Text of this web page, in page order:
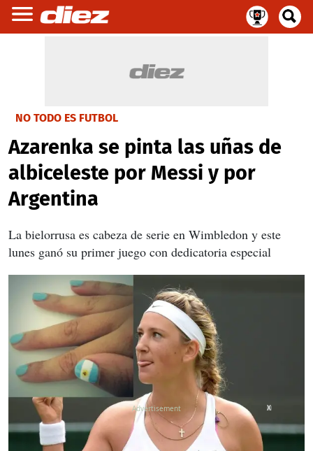
NO TODO ES FUTBOL
Azarenka se pinta las uñas de
albiceleste por Messi y por
Argentina
La bielorrusa es cabeza de serie en Wimbledon y este
lunes ganó su primer juego con dedicatoria especial
X